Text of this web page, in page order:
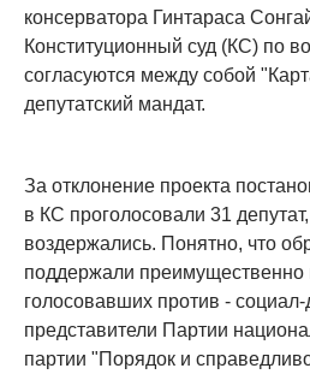
консерватора Гинтараса
Конституционный суд (КС) по
согласуются между собой
депутатский мандат.
За отклонение проекта
в КС проголосовали 31
воздержались. Понятно, что
поддержали преимущественно
голосовавших против -
представители Партии
партии "Порядок и